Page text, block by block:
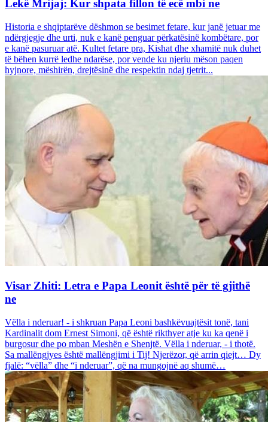
Lekë Mrijaj: Kur shpata fillon të ecë mbi ne
Historia e shqiptarëve dëshmon se besimet fetare, kur janë jetuar me
ndërgjegje dhe urti, nuk e kanë penguar përkatësinë kombëtare, por
e kanë pasuruar atë. Kultet fetare pra, Kishat dhe xhamitë nuk duhet
të bëhen kurrë ledhe ndarëse, por vende ku njeriu mëson paqen
hyjnore, mëshirën, drejtësinë dhe respektin ndaj tjetrit...
Visar Zhiti: Letra e Papa Leonit është për të gjithë
ne
Vëlla i nderuar! - i shkruan Papa Leoni bashkëvuajtësit tonë, tani
Kardinalit dom Ernest Simoni, që është rikthyer atje ku ka qenë i
burgosur dhe po mban Meshën e Shenjtë. Vëlla i nderuar, - i thotë.
Sa mallëngjyes është mallëngjimi i Tij! Njerëzor, që arrin qiejt… Dy
fjalë: “vëlla” dhe “i nderuar”, që na mungojnë aq shumë…